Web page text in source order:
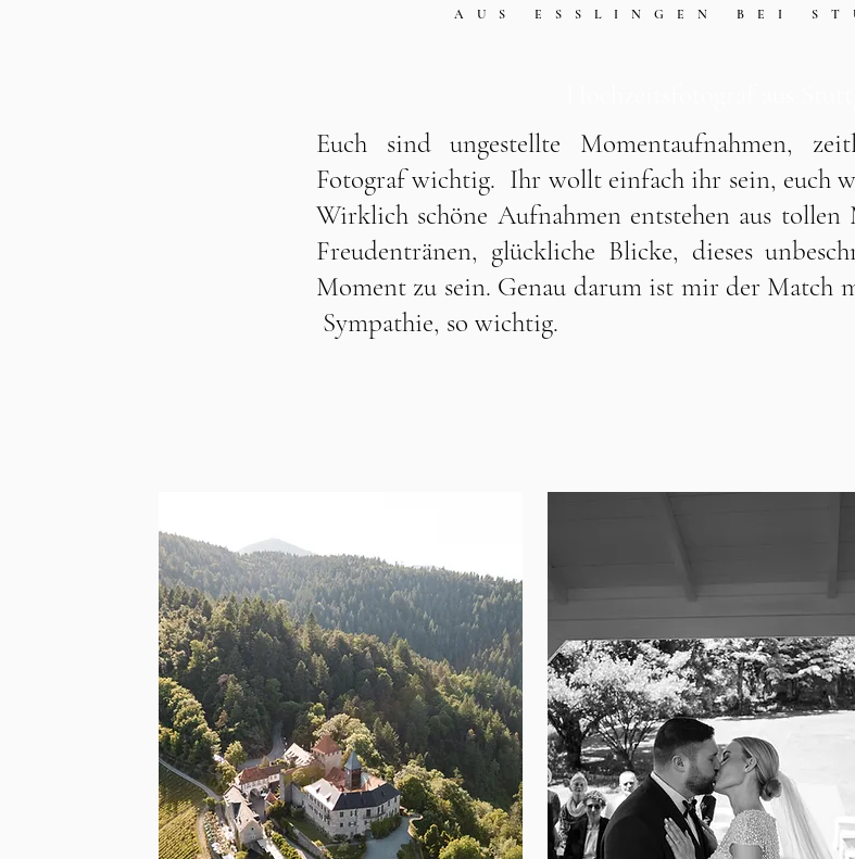
AUS ESSLINGEN BEI
Euch sind ungestellte Momentaufnahmen,
Fotograf wichtig. Ihr wollt einfach ihr sein, euch
Wirklich schöne Aufnahmen entstehen aus tollen
Freudentränen, glückliche Blicke, dieses
Moment zu sein. Genau darum ist mir der Match
Sympathie, so wichtig.